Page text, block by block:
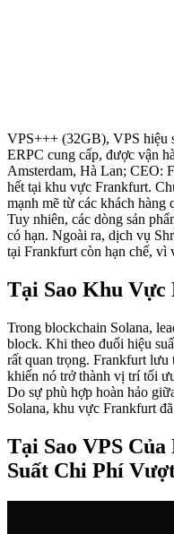
VPS+++ (32GB), VPS hiệu
ERPC cung cấp, được vận
Amsterdam, Hà Lan; CEO:
hết tại khu vực Frankfurt.
mạnh mẽ từ các khách hàng
Tuy nhiên, các dòng sản
có hạn. Ngoài ra, dịch vụ
tại Frankfurt còn hạn chế, vì
Tại Sao Khu
Trong blockchain Solana,
block. Khi theo đuổi hiệu
rất quan trọng. Frankfurt lưu
khiến nó trở thành vị trí tối
Do sự phù hợp hoàn hảo
Solana, khu vực Frankfurt
Tại Sao VPS
Suất Chi Phí